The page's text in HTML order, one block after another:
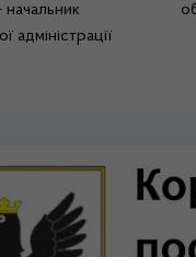
начальник
адміністрації